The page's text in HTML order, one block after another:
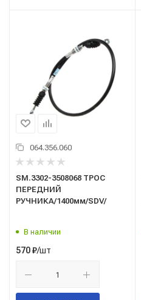
064.356.060
SM.3302-3508068 ТРОС
ПЕРЕДНИЙ
РУЧНИКА/1400мм/SDV/
В наличии
570₽/шт